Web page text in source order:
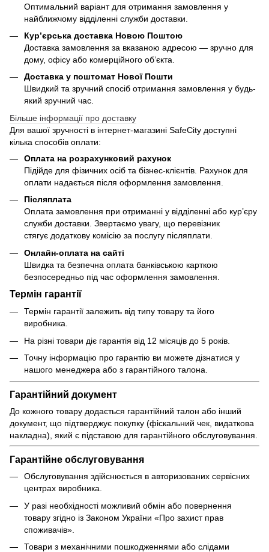
Оптимальний варіант для отримання замовлення у
найближчому відділенні служби доставки.
Кур’єрська доставка Новою Поштою
Доставка замовлення за вказаною адресою — зручно для
дому, офісу або комерційного об’єкта.
Доставка у поштомат Нової Пошти
Швидкий та зручний спосіб отримання замовлення у будь-
який зручний час.
Більше інформації про доставку
Для вашої зручності в інтернет-магазині SafeCity доступні
кілька способів оплати:
Оплата на розрахунковий рахунок
Підійде для фізичних осіб та бізнес-клієнтів. Рахунок для
оплати надається після оформлення замовлення.
Післяплата
Оплата замовлення при отриманні у відділенні або кур’єру
служби доставки. Звертаємо увагу, що перевізник
стягує додаткову комісію за послугу післяплати.
Онлайн-оплата на сайті
Швидка та безпечна оплата банківською карткою
безпосередньо під час оформлення замовлення.
Термін гарантії
Термін гарантії залежить від типу товару та його
виробника.
На різні товари діє гарантія від 12 місяців до 5 років.
Точну інформацію про гарантію ви можете дізнатися у
нашого менеджера або з гарантійного талона.
Гарантійний документ
До кожного товару додається гарантійний талон або інший
документ, що підтверджує покупку (фіскальний чек, видаткова
накладна), який є підставою для гарантійного обслуговування.
Гарантійне обслуговування
Обслуговування здійснюється в авторизованих сервісних
центрах виробника.
У разі необхідності можливий обмін або повернення
товару згідно із Законом України «Про захист прав
споживачів».
Товари з механічними пошкодженнями або слідами